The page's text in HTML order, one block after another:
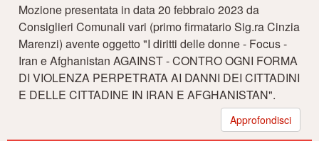
Mozione presentata in data 20 febbraio 2023 da
Consiglieri Comunali vari (primo firmatario Sig.ra Cinzia
Marenzi) avente oggetto "I diritti delle donne - Focus -
Iran e Afghanistan AGAINST - CONTRO OGNI FORMA
DI VIOLENZA PERPETRATA AI DANNI DEI CITTADINI
E DELLE CITTADINE IN IRAN E AFGHANISTAN".
Approfondisci